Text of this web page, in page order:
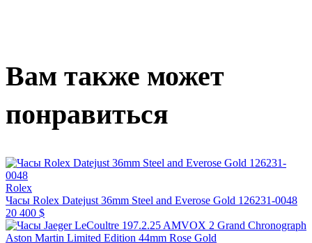
Вам также может
понравиться
Rolex
Часы Rolex Datejust 36mm Steel and Everose Gold 126231-0048
20 400 $